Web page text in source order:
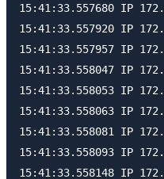
15:41:33.557680 IP
15:41:33.557920 IP
15:41:33.557957 IP
15:41:33.558047 IP
15:41:33.558053 IP
15:41:33.558063 IP
15:41:33.558081 IP
15:41:33.558093 IP